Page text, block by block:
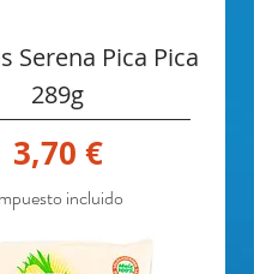
Serena Pica Pica
289g
Precio
3,70 €
incluido